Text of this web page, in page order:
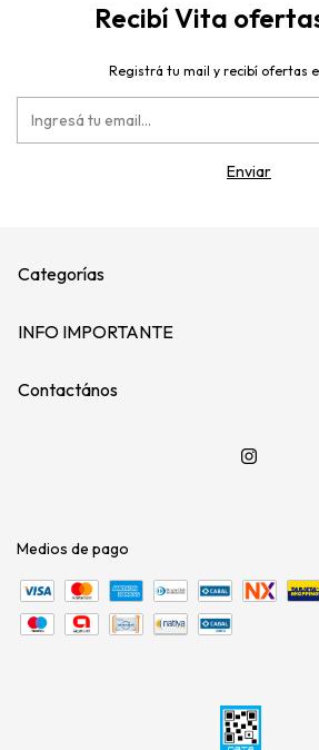
Recibí Vita
Registrá tu mail y recibí ofertas
Categorías
INFO IMPORTANTE
Contactános
Medios de pago